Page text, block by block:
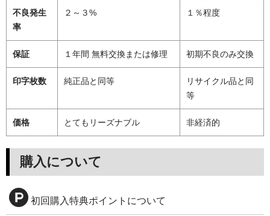
不良発生
率
２～３% １％程度
保証 １年間 無料交換または修理 初期不良のみ交換
印字枚数 純正品と同等
リサイクル品と同
等
価格 とてもリーズナブル 非経済的
購入について
初回購入特典ポイントについて